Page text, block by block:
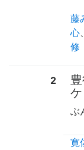
藤
心
修
2
ケ
ぶ
寛